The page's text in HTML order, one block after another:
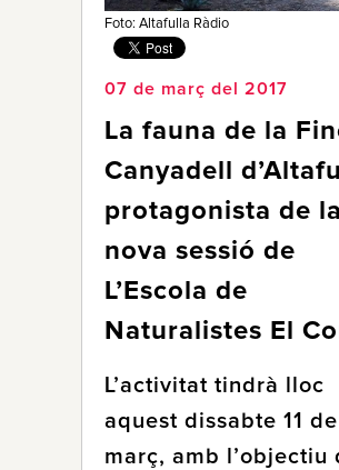
Foto: Altafulla Ràdio
07 de març del 2017
La fauna de la
Canyadell
protagonista de la
nova sessió de
L’Escola de
Naturalistes El
L’activitat tindrà lloc
aquest dissabte 11 de
març, amb l’objectiu